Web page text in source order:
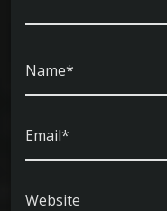
Name*
Email*
Website